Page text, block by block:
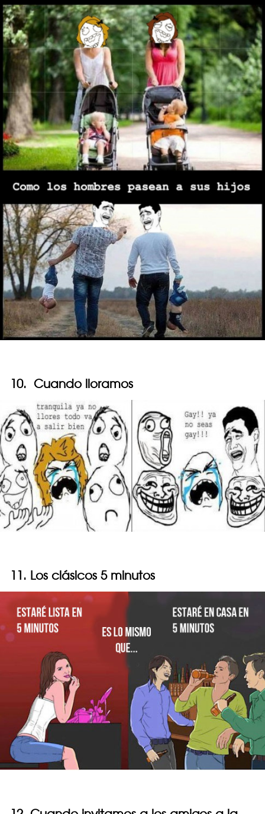
10. Cuando lloramos
11. Los clásicos 5 minutos